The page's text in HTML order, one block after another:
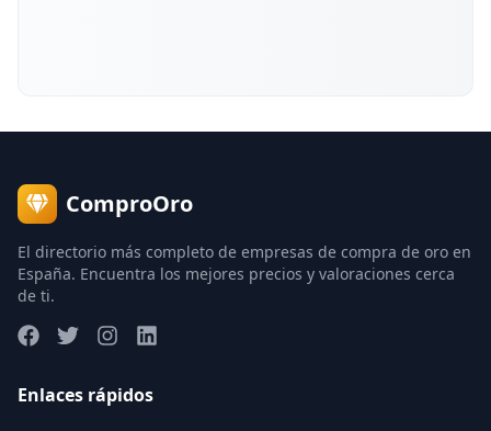
ComproOro
El directorio más completo de empresas de compra de oro en
España. Encuentra los mejores precios y valoraciones cerca
de ti.
Enlaces rápidos